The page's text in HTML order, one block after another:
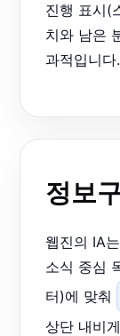
진행 표시(
치와 남은
과적입니다.
정보
웹진의 IA
소식 중심
터)에 맞춰
상단 내비